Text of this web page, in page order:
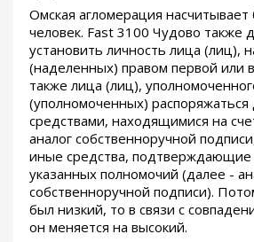
Омская агломерация
человек. Fast 3100 Чудово также
установить личность лица (лиц),
(наделенных) правом первой или
также лица (лиц),
(уполномоченных)
средствами, находящимися на
аналог собственноручной
иные средства, подтверждающие
указанных полномочий (далее -
собственноручной подписи).
был низкий, то в связи с
он меняется на высокий.